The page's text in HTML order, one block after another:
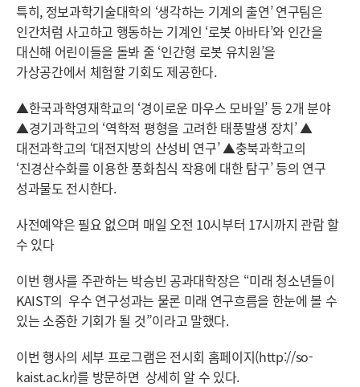
특히, 정보과학기술대학의 ‘생각하는 기계의 출연’ 연구팀은
인간처럼 사고하고 행동하는 기계인 ‘로봇 아바타’와 인간을
대신해 어린이들을 돌봐 줄 ‘인간형 로봇 유치원’을
가상공간에서 체험할 기회도 제공한다.
▲한국과학영재학교의 ‘경이로운 마우스 모바일’ 등 2개 분야
▲경기과학고의 ‘역학적 평형을 고려한 태풍발생 장치’ ▲
대전과학고의 ‘대전지방의 산성비 연구’ ▲충북과학고의
‘진경산수화를 이용한 풍화침식 작용에 대한 탐구’ 등의 연구
성과물도 전시한다.
사전예약은 필요 없으며 매일 오전 10시부터 17시까지 관람 할
수 있다
이번 행사를 주관하는 박승빈 공과대학장은 “미래 청소년들이
KAIST의 우수 연구성과는 물론 미래 연구흐름을 한눈에 볼 수
있는 소중한 기회가 될 것”이라고 말했다.
이번 행사의 세부 프로그램은 전시회 홈페이지(http://so-
kaist.ac.kr)를 방문하면 상세히 알 수 있다.